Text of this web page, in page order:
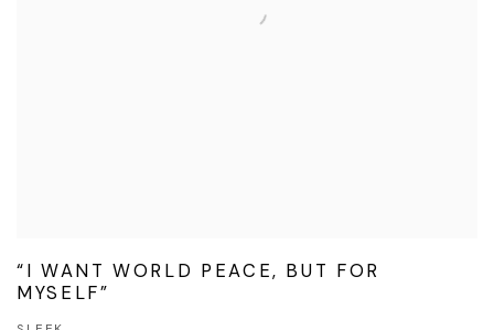
“I WANT WORLD PEACE, BUT FOR
MYSELF”